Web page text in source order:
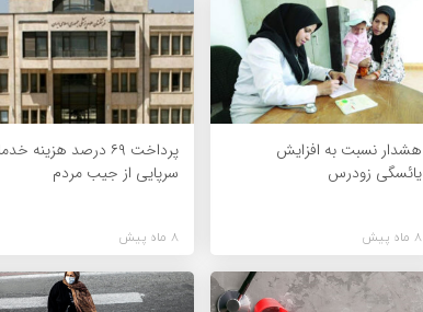
هشدار نسبت به افزایش
یائسگی زودرس
8 ماه پیش
پرداخت ۶۹ درصد هزینه
سرپایی از جیب مردم
8 ماه پیش